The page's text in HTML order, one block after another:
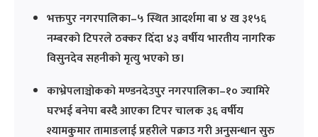
भक्तपुर नगरपालिका–५ स्थित आदर्शमा बा ४ ख ३१५६
नम्बरको टिपरले ठक्कर दिँदा ४३ वर्षीय भारतीय नागरिक
विसुनदेव सहनीको मृत्यु भएको छ।
काभ्रेपलाञ्चोकको मण्डनदेउपुर नगरपालिका–१० ज्यामिरे
घरभई बनेपा बस्दै आएका टिपर चालक ३६ वर्षीय
श्यामकुमार तामाङलाई प्रहरीले पक्राउ गरी अनुसन्धान सुरु